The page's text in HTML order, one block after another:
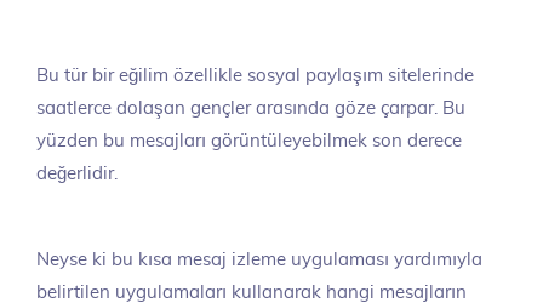
Bu tür bir eğilim özellikle sosyal paylaşım sitelerinde
saatlerce dolaşan gençler arasında göze çarpar. Bu
yüzden bu mesajları görüntüleyebilmek son derece
değerlidir.
Neyse ki bu kısa mesaj izleme uygulaması yardımıyla
belirtilen uygulamaları kullanarak hangi mesajların